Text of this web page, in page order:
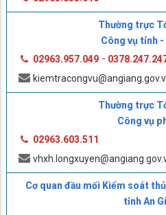
Thường trực
Công vụ tỉnh -
02963.957.049 -
Thường trực
Công vụ
02963.603.511
Cơ quan đầu mối Kiểm soát
tỉnh An